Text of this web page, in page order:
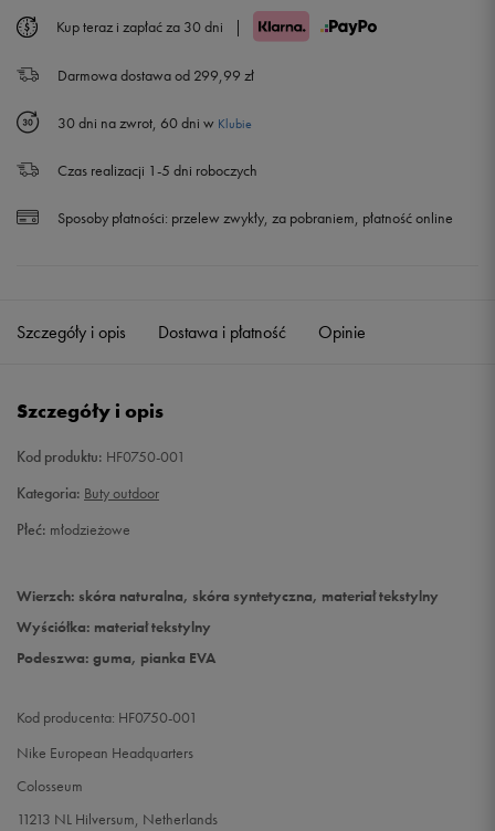
36,5 23,5 cm Powiadom o dostępności
37,5 23,5 cm
38 24 cm
Kup teraz i zapłać za 30 dni |
Darmowa dostawa od 299,99 zł
30 dni na zwrot, 60 dni w Klubie
Czas realizacji 1-5 dni roboczych
Sposoby płatności: przelew zwykły, za pobraniem, płatność online
Szczegóły i opis Dostawa i płatność Opinie
Szczegóły i opis
Kod produktu: HF0750-001
Kategoria: Buty outdoor
Płeć: młodzieżowe
Wierzch: skóra naturalna, skóra syntetyczna, materiał tekstylny
Wyściółka: materiał tekstylny
Podeszwa: guma, pianka EVA
Kod producenta: HF0750-001
Nike European Headquarters
Colosseum
11213 NL Hilversum, Netherlands